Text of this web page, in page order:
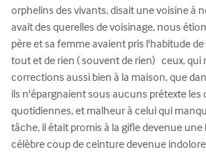
orphelins des vivants, disait une voisine à
avait des querelles de voisinage, nous
père et sa femme avaient pris l'habitude
tout et de rien ( souvent de rien)   ceux, qui
corrections aussi bien à la maison, que
ils n'épargnaient sous aucuns prétexte les
quotidiennes, et malheur à celui qui
tâche, il était promis à la gifle devenue
célèbre coup de ceinture devenue